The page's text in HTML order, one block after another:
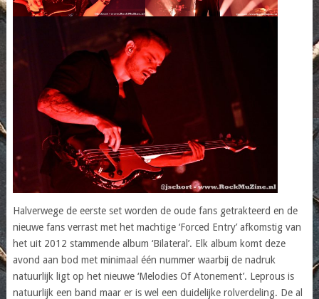
Halverwege de eerste set worden de oude fans getrakteerd en de
nieuwe fans verrast met het machtige ‘Forced Entry’ afkomstig van
het uit 2012 stammende album ‘Bilateral’. Elk album komt deze
avond aan bod met minimaal één nummer waarbij de nadruk
natuurlijk ligt op het nieuwe ‘Melodies Of Atonement’. Leprous is
natuurlijk een band maar er is wel een duidelijke rolverdeling. De al